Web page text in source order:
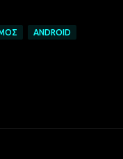
ANDROID